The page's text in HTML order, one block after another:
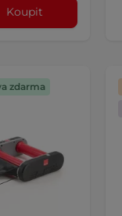
Koupit
zdarma